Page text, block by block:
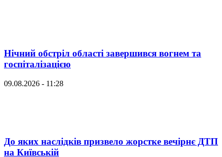
Нічний обстріл області завершився вогнем та
госпіталізацією
09.08.2026 - 11:28
До яких наслідків призвело жорстке вечірнє ДТП
на Київській